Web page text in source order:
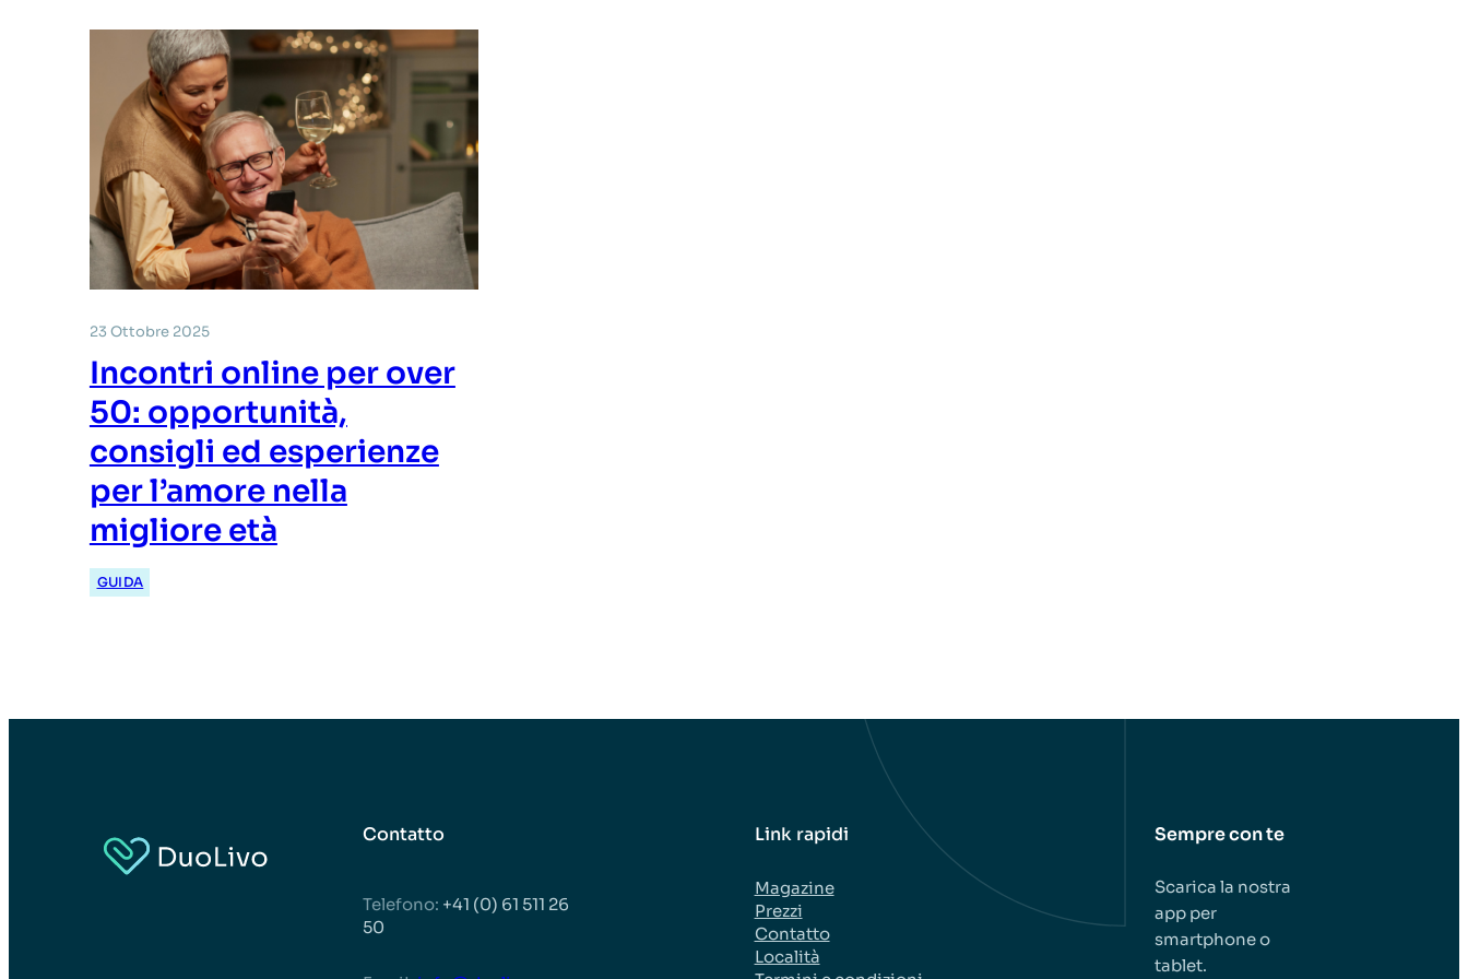
23 Ottobre 2025
Incontri online per over
50: opportunità,
consigli ed esperienze
per l’amore nella
migliore età
GUIDA
Contatto
Telefono: +41 (0) 61 511 26
50
Link rapidi
Magazine
Prezzi
Contatto
Località
Sempre con te
Scarica la nostra
app per
smartphone o
tablet.